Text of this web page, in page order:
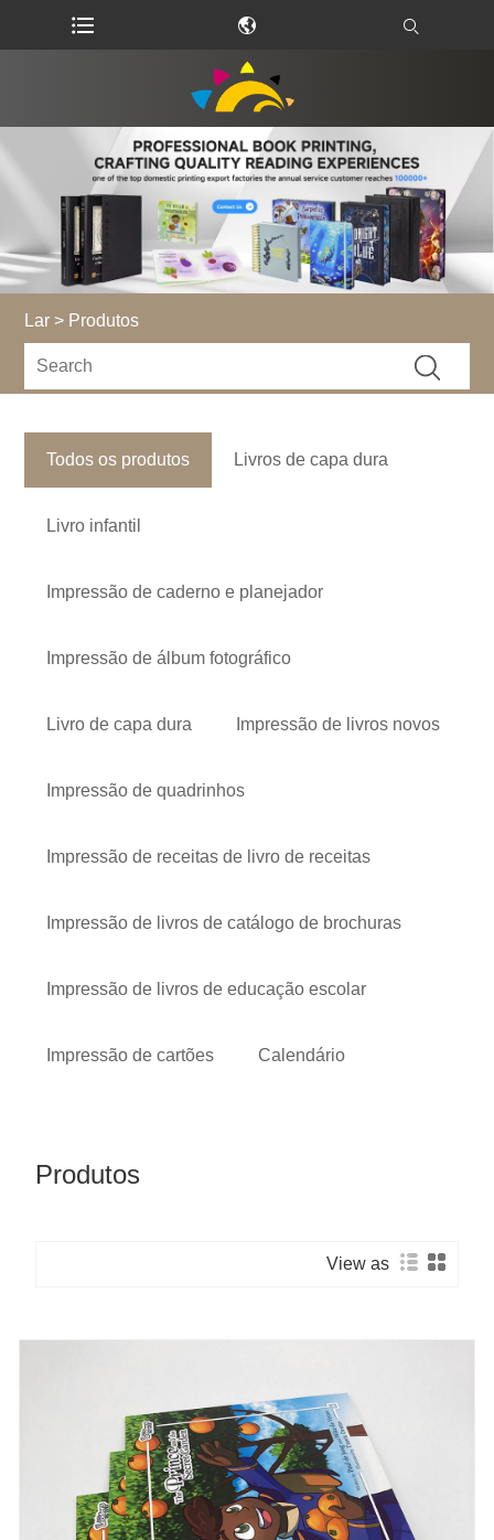
Lar > Produtos
Todos os produtos Livros de capa dura
Livro infantil
Impressão de caderno e planejador
Impressão de álbum fotográfico
Livro de capa dura Impressão de livros novos
Impressão de quadrinhos
Impressão de receitas de livro de receitas
Impressão de livros de catálogo de brochuras
Impressão de livros de educação escolar
Impressão de cartões Calendário
Produtos
View as